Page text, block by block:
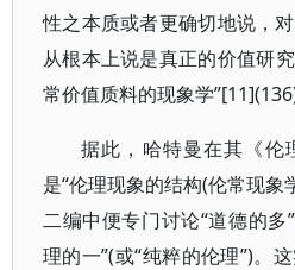
性之本质或者更确切地说，
从根本上说是真正的价值研
常价值质料的现象学”[11](136)
据此，哈特曼在其《伦
是“伦理现象的结构(伦常现象
二编中便专门讨论“道德的多
理的一”(或“纯粹的伦理”)。